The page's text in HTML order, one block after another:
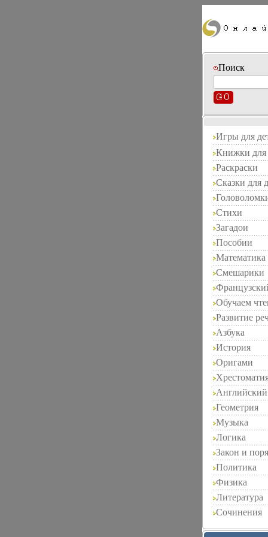
Поиск
Игры для
Книжки для
Раскраски
Сказки для
Стихи
Загадои
Пособии
Математика
Смешарики
Обучаем
Развитие
Азбука
История
Оригами
Геометрия
Музыка
Логика
Закон и
Политика
Физика
Литература
Сочинения